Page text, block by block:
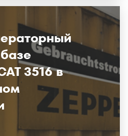
3516 в